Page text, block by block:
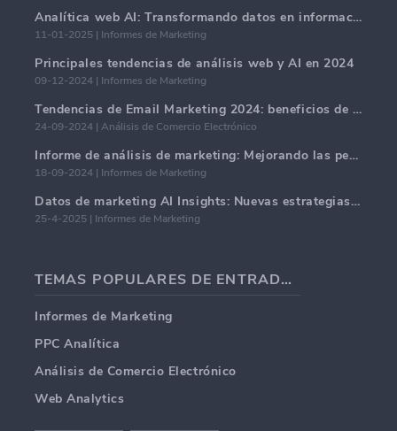
Analítica web AI: Transformando datos en información con precisión
11-01-2025 | Informes de Marketing
Principales tendencias de análisis web y AI en 2024
09-12-2024 | Informes de Marketing
Tendencias de Email Marketing 2024: beneficios de la hiper-personalización
24-09-2024 | Análisis de Comercio Electrónico
Informe de análisis de marketing: Mejorando las perspectivas comerciales
18-09-2024 | Informes de Marketing
Datos de marketing AI Insights: Nuevas estrategias comerciales para 2024
25-4-2025 | Informes de Marketing
TEMAS POPULARES DE ENTRADAS DE BLOG
Informes de Marketing
PPC Analítica
Análisis de Comercio Electrónico
Web Analytics